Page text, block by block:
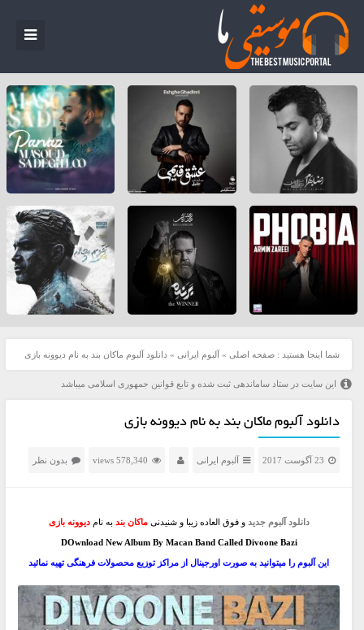
شما اینجا هستید : صفحه اصلی » آلبوم ایرانی » دانلود آلبوم ماکان بند به نام دیوونه بازی
این سایت در ستاد ساماندهی ثبت شده و تابع قوانین جمهوری اسلامی میباشد
دانلود آلبوم ماکان بند به نام دیوونه بازی
23 آگوست 2017 آلبوم ایرانی 578,340 views بدون نظر
دانلود آلبوم جدید و فوق العاده زیبا و شنیدنیماکان بند به نام دیوونه بازی
DOwnload New Album By Macan Band Called Divoone Bazi
این آلبوم را میتوانید به صورت اورجینال از مراکز توزیع محصولات فرهنگی تهیه نمائید